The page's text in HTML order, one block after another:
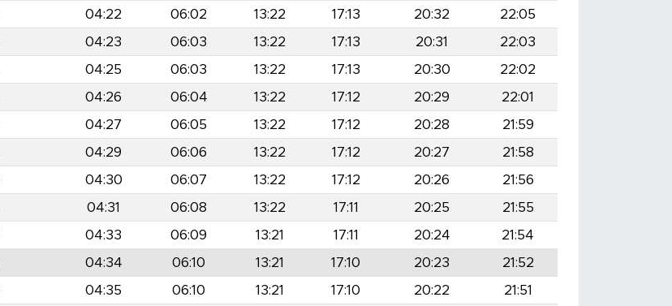
04:22 06:02 13:22 17:13 20:32
22:05
04:23 06:03 13:22 17:13 20:31
22:03
04:25 06:03 13:22 17:13 20:30
22:02
04:26 06:04 13:22 17:12 20:29
22:01
04:27 06:05 13:22 17:12 20:28
21:59
04:29 06:06 13:22 17:12 20:27
21:58
04:30 06:07 13:22 17:12 20:26
21:56
04:31 06:08 13:22 17:11 20:25
21:55
04:33 06:09 13:21 17:11 20:24
21:54
04:34 06:10 13:21 17:10 20:23
21:52
04:35 06:10 13:21 17:10 20:22
21:51